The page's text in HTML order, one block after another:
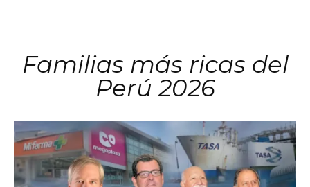
Familias más ricas del
Perú 2026